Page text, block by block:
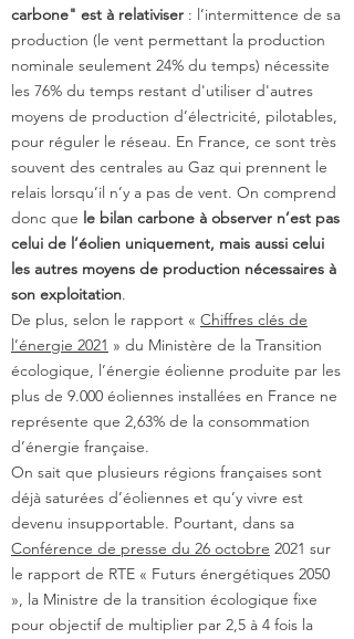
carbone" est à relativiser : l’intermittence de sa
production (le vent permettant la production
nominale seulement 24% du temps) nécessite
les 76% du temps restant d'utiliser d'autres
moyens de production d’électricité, pilotables,
pour réguler le réseau. En France, ce sont très
souvent des centrales au Gaz qui prennent le
relais lorsqu’il n’y a pas de vent. On comprend
donc que le bilan carbone à observer n’est pas
celui de l’éolien uniquement, mais aussi celui
les autres moyens de production nécessaires à
son exploitation.
De plus, selon le rapport « Chiffres clés de
l’énergie 2021 » du Ministère de la Transition
écologique, l’énergie éolienne produite par les
plus de 9.000 éoliennes installées en France ne
représente que 2,63% de la consommation
d’énergie française.
On sait que plusieurs régions françaises sont
déjà saturées d’éoliennes et qu’y vivre est
devenu insupportable. Pourtant, dans sa
Conférence de presse du 26 octobre 2021 sur
le rapport de RTE « Futurs énergétiques 2050
», la Ministre de la transition écologique fixe
pour objectif de multiplier par 2,5 à 4 fois la